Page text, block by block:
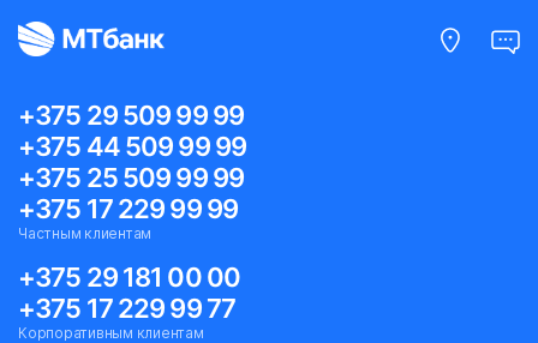
+375 29 509 99 99
+375 44 509 99 99
+375 25 509 99 99
+375 17 229 99 99
Частным клиентам
+375 29 181 00 00
+375 17 229 99 77
Корпоративным клиентам